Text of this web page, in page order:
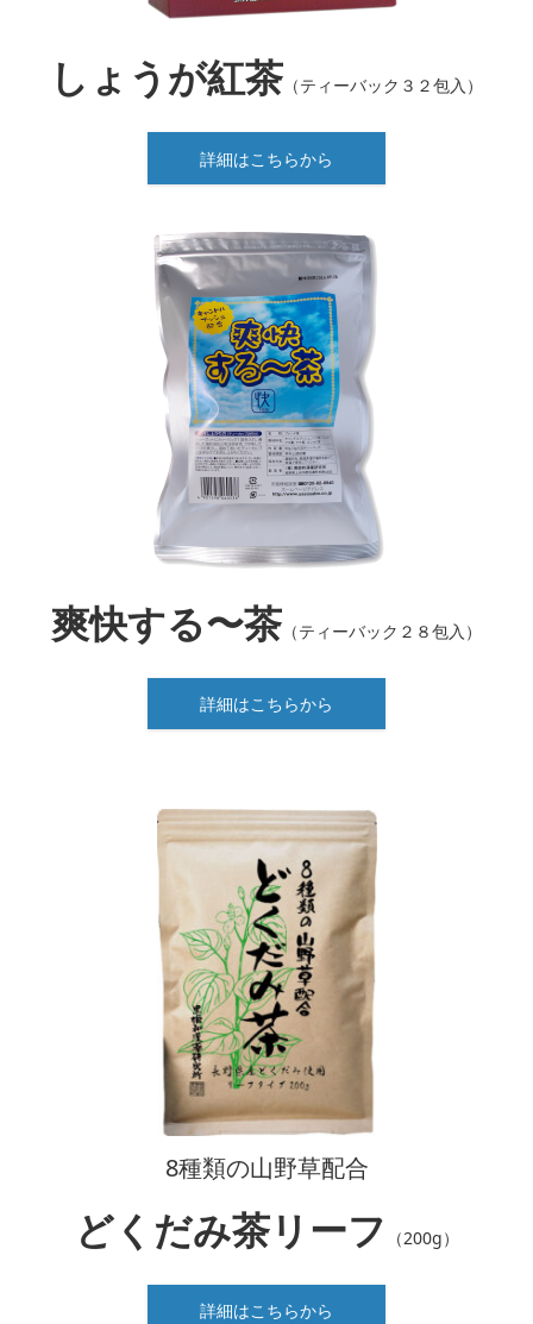
しょうが紅茶 （ティーバック３２包入）
詳細はこちらから
爽快する〜茶 （ティーバック２８包入）
詳細はこちらから
8種類の山野草配合
どくだみ茶リーフ （200g）
詳細はこちらから